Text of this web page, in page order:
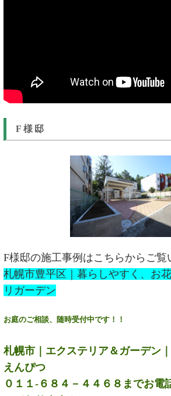
F様邸
F様邸の施工事例はこちらからご覧
札幌市豊平区｜暮らしやすく、お
リガーデン
お庭のご相談、随時受付中です！！
札幌市｜エクステリア＆ガーデン
えんぴつ
０１１-６８４－４４６８までお電